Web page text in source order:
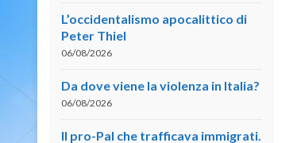
L’occidentalismo apocalittico di
Peter Thiel
06/08/2026
Da dove viene la violenza in Italia?
06/08/2026
Il pro-Pal che trafficava immigrati.